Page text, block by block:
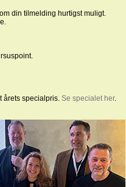
din tilmelding hurtigst muligt.
årets specialpris. Se specialet her.